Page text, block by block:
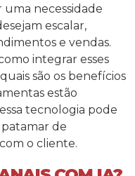
uma necessidade
escalar,
e vendas.
integrar esses
são os benefícios
estão
tecnologia pode
de
o cliente.